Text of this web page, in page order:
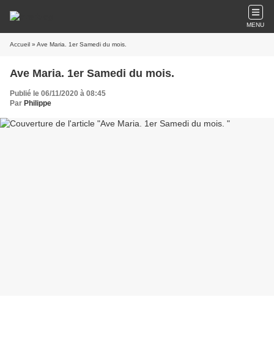
MENU
Accueil » Ave Maria. 1er Samedi du mois.
Ave Maria. 1er Samedi du mois.
Publié le 06/11/2020 à 08:45
Par Philippe